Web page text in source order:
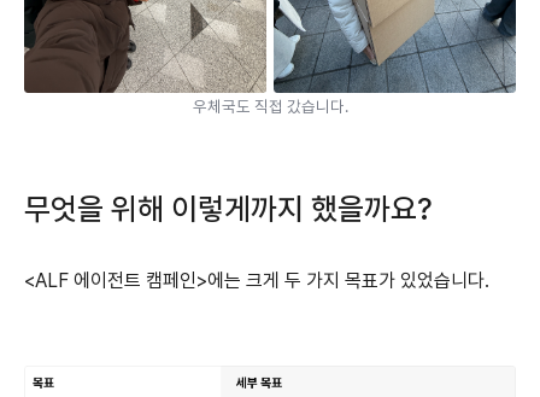
우체국도 직접 갔습니다.
무엇을 위해 이렇게까지 했을까요?
<ALF 에이전트 캠페인>에는 크게 두 가지 목표가 있었습니다.